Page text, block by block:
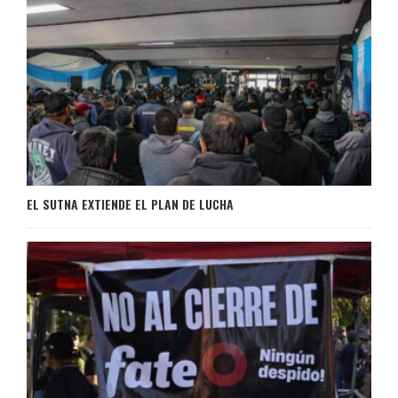
EL SUTNA EXTIENDE EL PLAN DE LUCHA